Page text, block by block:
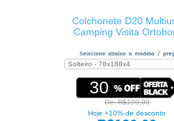
Colchonete D20
Camping Visita
30
De: R$199,00
Hoje +10% de desconto